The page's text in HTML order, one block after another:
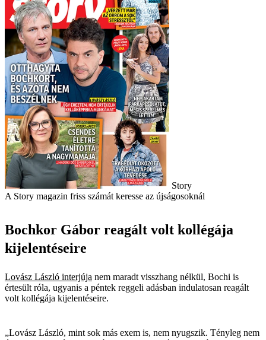
Story
A Story magazin friss számát keresse az újságosoknál
Bochkor Gábor reagált volt kollégája
kijelentéseire
Lovász László interjúja nem maradt visszhang nélkül, Bochi is
értesült róla, ugyanis a péntek reggeli adásban indulatosan reagált
volt kollégája kijelentéseire.
„Lovász László, mint sok más exem is, nem nyugszik. Tényleg nem